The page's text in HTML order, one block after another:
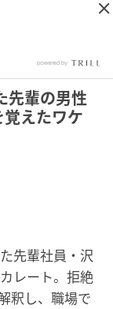
先輩の男性
覚えたワケ
先輩社員・沢
レート。拒絶
釈し、職場で